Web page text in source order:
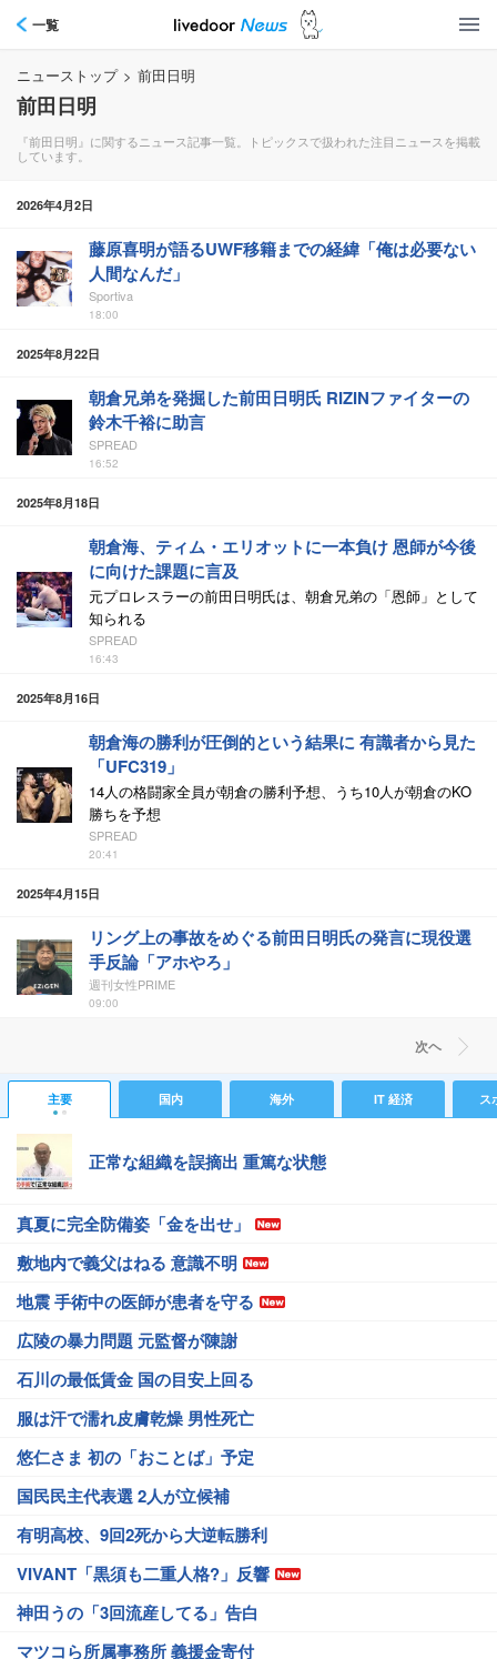
一覧
ニューストップ > 前田日明
前田日明
『前田日明』に関するニュース記事一覧。トピックスで扱われた注目ニュースを掲載
しています。
2026年4月2日
藤原喜明が語るUWF移籍までの経緯「俺は必要ない
人間なんだ」
Sportiva
18:00
2025年8月22日
朝倉兄弟を発掘した前田日明氏 RIZINファイターの
鈴木千裕に助言
SPREAD
16:52
2025年8月18日
朝倉海、ティム・エリオットに一本負け 恩師が今後
に向けた課題に言及
元プロレスラーの前田日明氏は、朝倉兄弟の「恩師」として
知られる
SPREAD
16:43
2025年8月16日
朝倉海の勝利が圧倒的という結果に 有識者から見た
「UFC319」
14人の格闘家全員が朝倉の勝利予想、うち10人が朝倉のKO
勝ちを予想
SPREAD
20:41
2025年4月15日
リング上の事故をめぐる前田日明氏の発言に現役選
手反論「アホやろ」
週刊女性PRIME
09:00
次ヘ
主要 国内 海外 IT 経済 ス
正常な組織を誤摘出 重篤な状態
真夏に完全防備姿「金を出せ」
敷地内で義父はねる 意識不明
地震 手術中の医師が患者を守る
広陵の暴力問題 元監督が陳謝
石川の最低賃金 国の目安上回る
服は汗で濡れ皮膚乾燥 男性死亡
悠仁さま 初の「おことば」予定
国民民主代表選 2人が立候補
有明高校、9回2死から大逆転勝利
VIVANT「黒須も二重人格?」反響
神田うの「3回流産してる」告白
マツコら所属事務所 義援金寄付